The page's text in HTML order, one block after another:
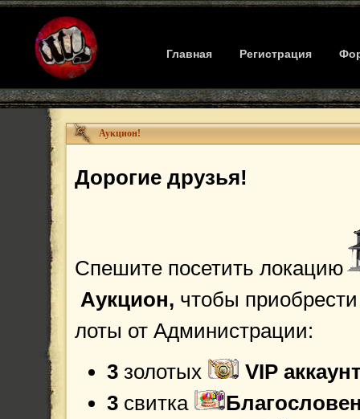
Главная Регистрация
Аукцион!
Дорогие друзья!
Спешите посетить локацию
Аукцион, чтобы
лоты от Администрации:
3 золотых
VIP
3 свитка